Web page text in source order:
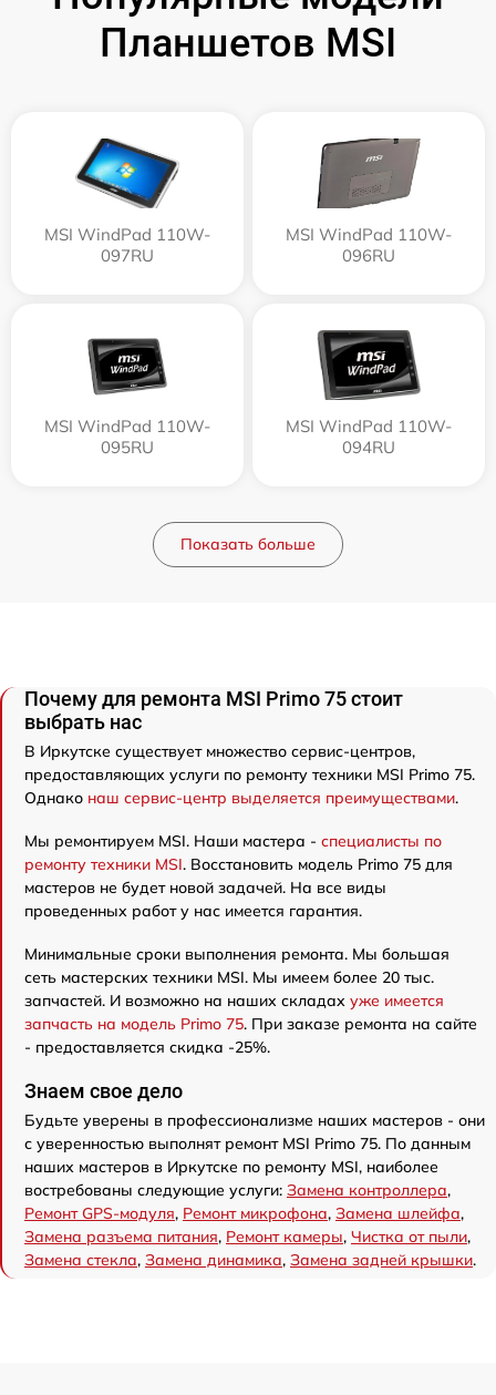
Планшетов MSI
MSI WindPad 110W-
097RU
MSI WindPad 110W-
096RU
MSI WindPad 110W-
095RU
MSI WindPad 110W-
094RU
Показать больше
Почему для ремонта MSI Primo 75 стоит
выбрать нас
В Иркутске существует множество сервис-центров,
предоставляющих услуги по ремонту техники MSI Primo 75.
Однако наш сервис-центр выделяется преимуществами.
Мы ремонтируем MSI. Наши мастера - специалисты по
ремонту техники MSI. Восстановить модель Primo 75 для
мастеров не будет новой задачей. На все виды
проведенных работ у нас имеется гарантия.
Минимальные сроки выполнения ремонта. Мы большая
сеть мастерских техники MSI. Мы имеем более 20 тыс.
запчастей. И возможно на наших складах уже имеется
запчасть на модель Primo 75. При заказе ремонта на сайте
- предоставляется скидка -25%.
Знаем свое дело
Будьте уверены в профессионализме наших мастеров - они
с уверенностью выполнят ремонт MSI Primo 75. По данным
наших мастеров в Иркутске по ремонту MSI, наиболее
востребованы следующие услуги: Замена контроллера,
Ремонт GPS-модуля, Ремонт микрофона, Замена шлейфа,
Замена разъема питания, Ремонт камеры, Чистка от пыли,
Замена стекла, Замена динамика, Замена задней крышки.